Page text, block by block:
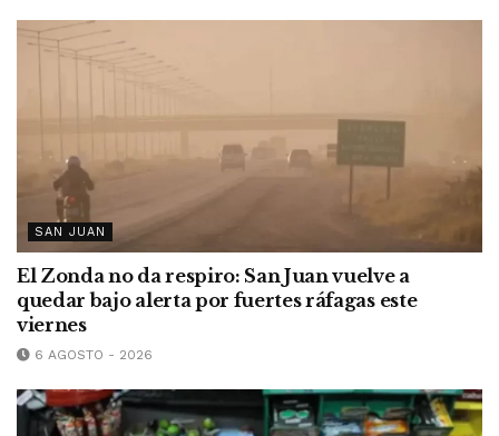
SAN JUAN
El Zonda no da respiro: San Juan vuelve a
quedar bajo alerta por fuertes ráfagas este
viernes
6 AGOSTO - 2026